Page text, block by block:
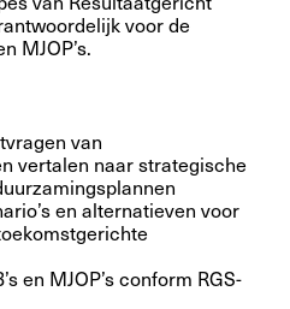
voor de
MJOP’s.
van
vertalen naar strategische
en alternatieven voor
en MJOP’s conform RGS-